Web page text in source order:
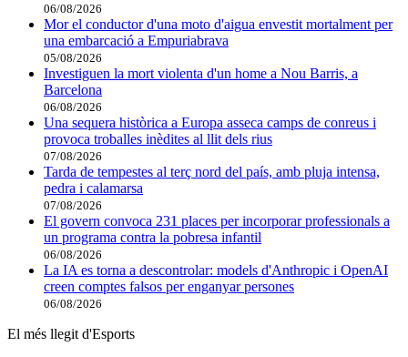
06/08/2026
Mor el conductor d'una moto d'aigua envestit mortalment per
una embarcació a Empuriabrava
05/08/2026
Investiguen la mort violenta d'un home a Nou Barris, a
Barcelona
06/08/2026
Una sequera històrica a Europa asseca camps de conreus i
provoca troballes inèdites al llit dels rius
07/08/2026
Tarda de tempestes al terç nord del país, amb pluja intensa,
pedra i calamarsa
07/08/2026
El govern convoca 231 places per incorporar professionals a
un programa contra la pobresa infantil
06/08/2026
La IA es torna a descontrolar: models d'Anthropic i OpenAI
creen comptes falsos per enganyar persones
06/08/2026
El més llegit d'Esports